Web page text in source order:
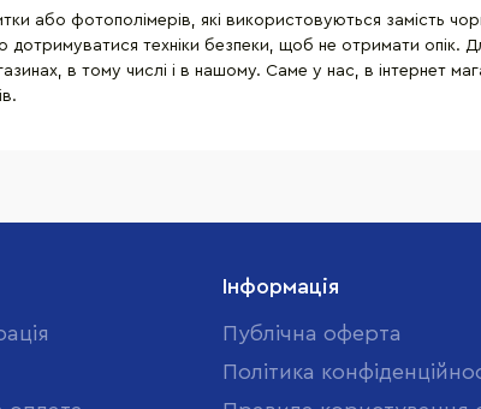
або фотополімерів, які використовуються замість
дотримуватися техніки безпеки, щоб не отримати опік.
в тому числі і в нашому. Саме у нас, в інтернет
Інформація
Публічна оферта
Політика